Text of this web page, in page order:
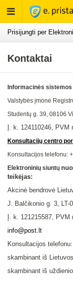
Rodyti
meniu
Prisijungti per
Kontaktai
Informacinės
Valstybės įmonė
Studentų g. 39, 08106
Į. k. 124110246, PVM
Konsultacijų centro
Konsultacijos telefonu:
Elektroninių siuntų
teikėjas:
Akcinė bendrovė
J. Balčikonio g. 3, LT-
Į. k. 121215587, PVM
info@post.lt
Konsultacijos telefonu:
skambinant iš
skambinant iš